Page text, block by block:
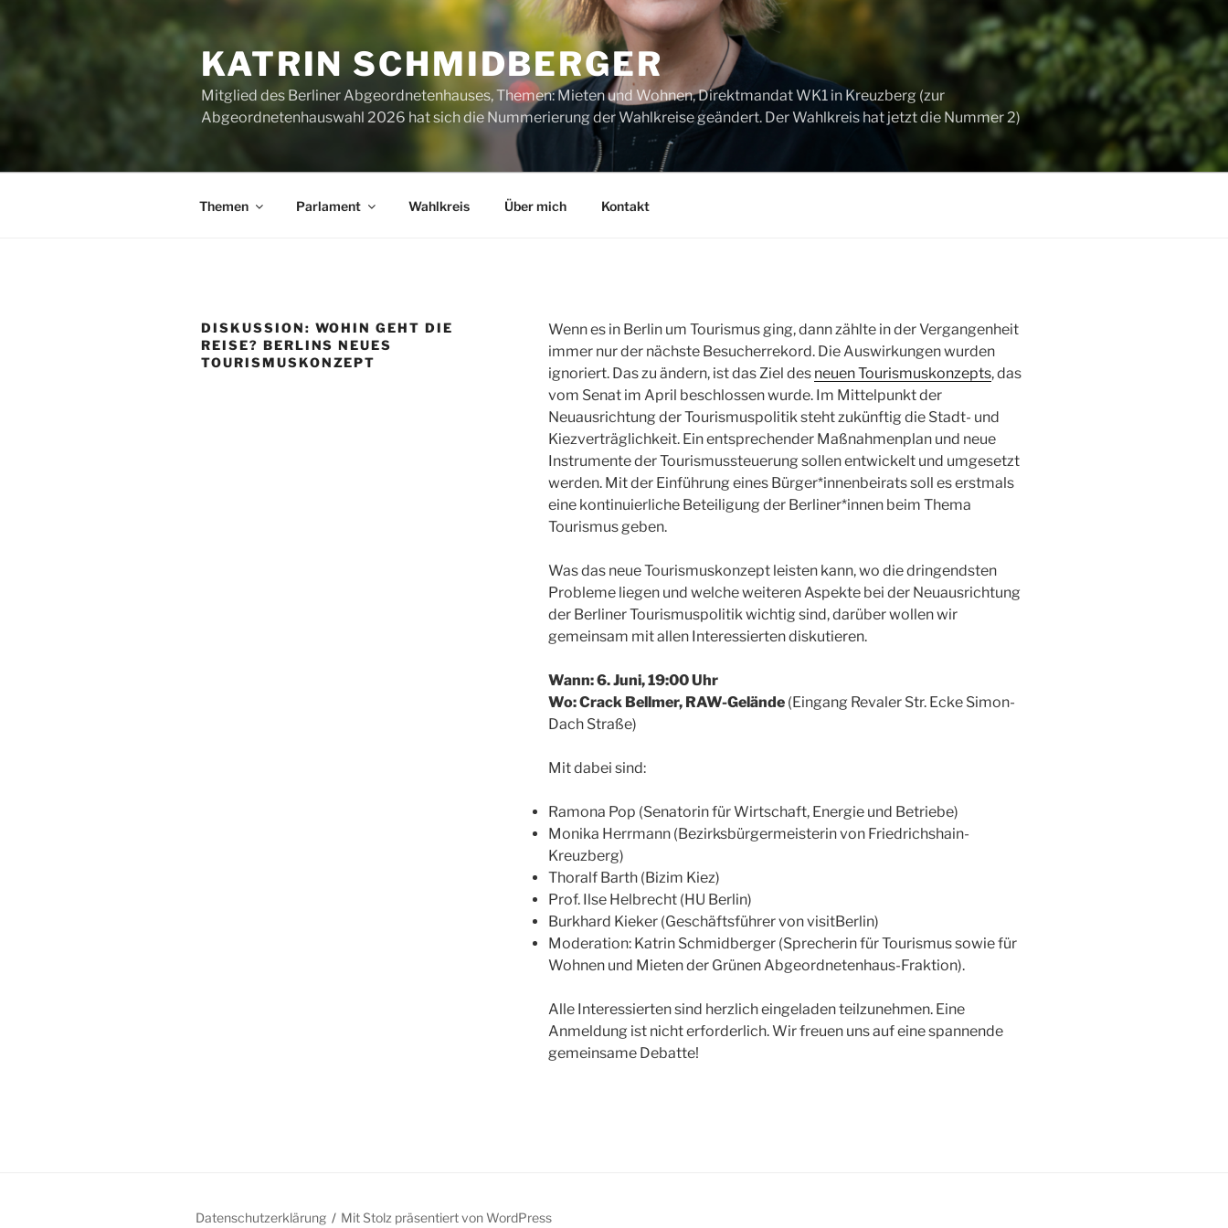
KATRIN SCHMIDBERGER
Mitglied des Berliner Abgeordnetenhauses, Themen: Mieten und Wohnen, Direktmandat WK1 in Kreuzberg (zur
Abgeordnetenhauswahl 2026 hat sich die Nummerierung der Wahlkreise geändert. Der Wahlkreis hat jetzt die Nummer 2)
Themen Parlament Wahlkreis Über mich Kontakt
DISKUSSION: WOHIN GEHT DIE
REISE? BERLINS NEUES
TOURISMUSKONZEPT
Wenn es in Berlin um Tourismus ging, dann zählte in der Vergangenheit
immer nur der nächste Besucherrekord. Die Auswirkungen wurden
ignoriert. Das zu ändern, ist das Ziel des neuen Tourismuskonzepts, das
vom Senat im April beschlossen wurde. Im Mittelpunkt der
Neuausrichtung der Tourismuspolitik steht zukünftig die Stadt- und
Kiezverträglichkeit. Ein entsprechender Maßnahmenplan und neue
Instrumente der Tourismussteuerung sollen entwickelt und umgesetzt
werden. Mit der Einführung eines Bürger*innenbeirats soll es erstmals
eine kontinuierliche Beteiligung der Berliner*innen beim Thema
Tourismus geben.
Was das neue Tourismuskonzept leisten kann, wo die dringendsten
Probleme liegen und welche weiteren Aspekte bei der Neuausrichtung
der Berliner Tourismuspolitik wichtig sind, darüber wollen wir
gemeinsam mit allen Interessierten diskutieren.
Wann: 6. Juni, 19:00 Uhr
Wo: Crack Bellmer, RAW-Gelände(Eingang Revaler Str. Ecke Simon-
Dach Straße)
Mit dabei sind:
Ramona Pop (Senatorin für Wirtschaft, Energie und Betriebe)
Monika Herrmann (Bezirksbürgermeisterin von Friedrichshain-
Kreuzberg)
Thoralf Barth (Bizim Kiez)
Prof. Ilse Helbrecht (HU Berlin)
Burkhard Kieker (Geschäftsführer von visitBerlin)
Moderation: Katrin Schmidberger (Sprecherin für Tourismus sowie für
Wohnen und Mieten der Grünen Abgeordnetenhaus-Fraktion).
Alle Interessierten sind herzlich eingeladen teilzunehmen. Eine
Anmeldung ist nicht erforderlich. Wir freuen uns auf eine spannende
gemeinsame Debatte!
Datenschutzerklärung Mit Stolz präsentiert von WordPress